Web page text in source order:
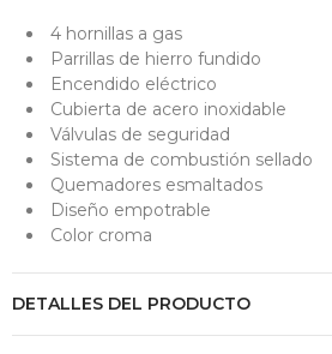
4 hornillas a gas
Parrillas de hierro fundido
Encendido eléctrico
Cubierta de acero inoxidable
Válvulas de seguridad
Sistema de combustión sellado
Quemadores esmaltados
Diseño empotrable
Color croma
DETALLES DEL PRODUCTO